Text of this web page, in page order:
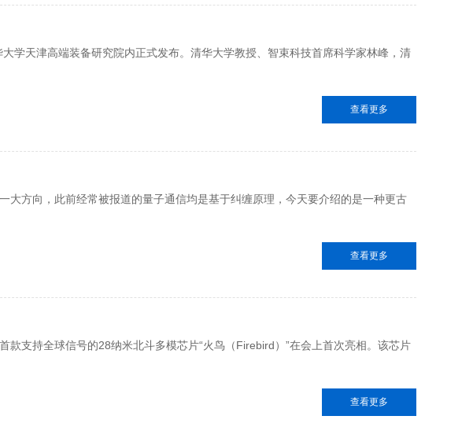
学天津高端装备研究院内正式发布。清华大学教授、智束科技首席科学家林峰，清
查看更多
方向，此前经常被报道的量子通信均是基于纠缠原理，今天要介绍的是一种更古
查看更多
支持全球信号的28纳米北斗多模芯片“火鸟（Firebird）”在会上首次亮相。该芯片
查看更多